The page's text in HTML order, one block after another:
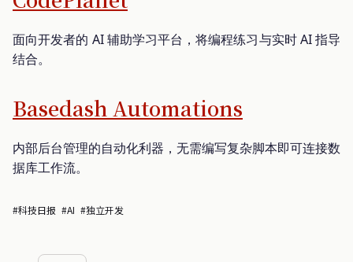
面向开发者的 AI 辅助学习平台，将编程练习与实时 AI 指导
结合。
Basedash Automations
内部后台管理的自动化利器，无需编写复杂脚本即可连接数
据库工作流。
#科技日报 #AI #独立开发